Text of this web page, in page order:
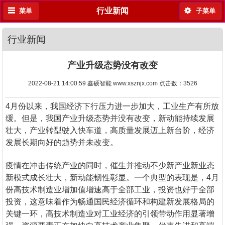
行业新闻
菜单 子菜单
行业新闻
产业升级态势没有改变
2022-08-21 14:00:59 鑫硕智能 www.xsznjx.com 点击数： 3526
4月份以来，我国经济下行压力进一步加大，工业生产有所放
缓。但是，我国产业升级态势并没有改变，新动能持续发展
壮大，产业转型驶入快车道，高质量发展迈上新台阶，经济
发展长期向好的趋势并未改变。
疫情在冲击传统产业的同时，催生并推动不少新产业新业态
新模式成长壮大，新动能韧性彰显。一个典型的表现是，4月
份高技术制造业增加值增速高于全部工业，投资也好于全部
投资，这意味着作为畅通国民经济循环和构建新发展格局的
关键一环，高技术制造业对工业经济的引领带动作用显著增